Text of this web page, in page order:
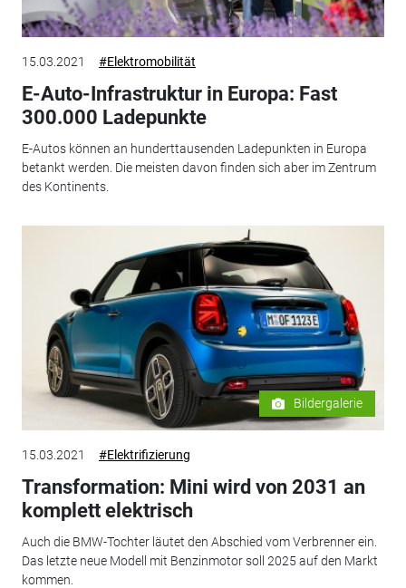
15.03.2021 #Elektromobilität
E-Auto-Infrastruktur in Europa: Fast
300.000 Ladepunkte
E-Autos können an hunderttausenden Ladepunkten in Europa
betankt werden. Die meisten davon finden sich aber im Zentrum
des Kontinents.
Bildergalerie
15.03.2021 #Elektrifizierung
Transformation: Mini wird von 2031 an
komplett elektrisch
Auch die BMW-Tochter läutet den Abschied vom Verbrenner ein.
Das letzte neue Modell mit Benzinmotor soll 2025 auf den Markt
kommen.